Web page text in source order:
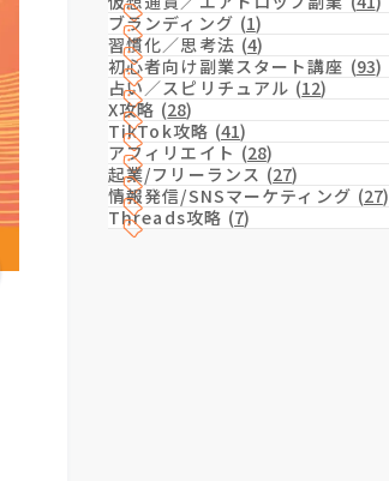
ブランディング (1)
習慣化／思考法 (4)
初心者向け副業スタート講座 (93)
占い／スピリチュアル (12)
X攻略 (28)
TikTok攻略 (41)
アフィリエイト (28)
起業/フリーランス (27)
情報発信/SNSマーケティング (27)
Threads攻略 (7)